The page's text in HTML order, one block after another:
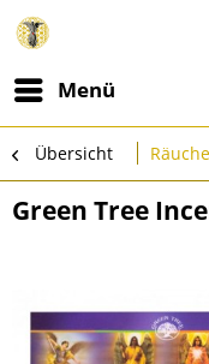
Menü
Übersicht
Green Tree